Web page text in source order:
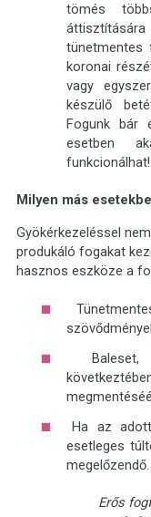
tömés
tünetmentes
koronai
vagy
készülő
Fogunk bár
esetben
funkcionálhat!
Milyen más
Gyökérkezeléssel
produkáló fogakat
hasznos eszköze a
Ha az
esetleges
megelőzendő.
Erős